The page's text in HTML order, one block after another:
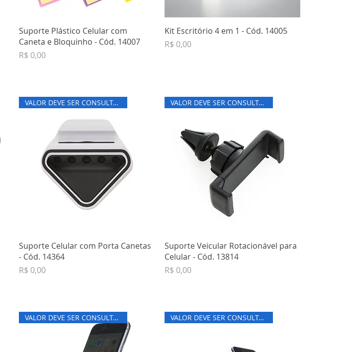
Suporte Plástico Celular com
Caneta e Bloquinho - Cód. 14007
Preço
R$ 0,00
Kit Escritório 4 em 1 - Cód. 14005
Preço
R$ 0,00
VALOR DEVE SER CONSULTADO
Suporte Celular com Porta Canetas
- Cód. 14364
Preço
R$ 0,00
VALOR DEVE SER CONSULTADO
Suporte Veicular Rotacionável para
Celular - Cód. 13814
Preço
R$ 0,00
VALOR DEVE SER CONSULTADO VALOR DEVE SER CONSULTADO